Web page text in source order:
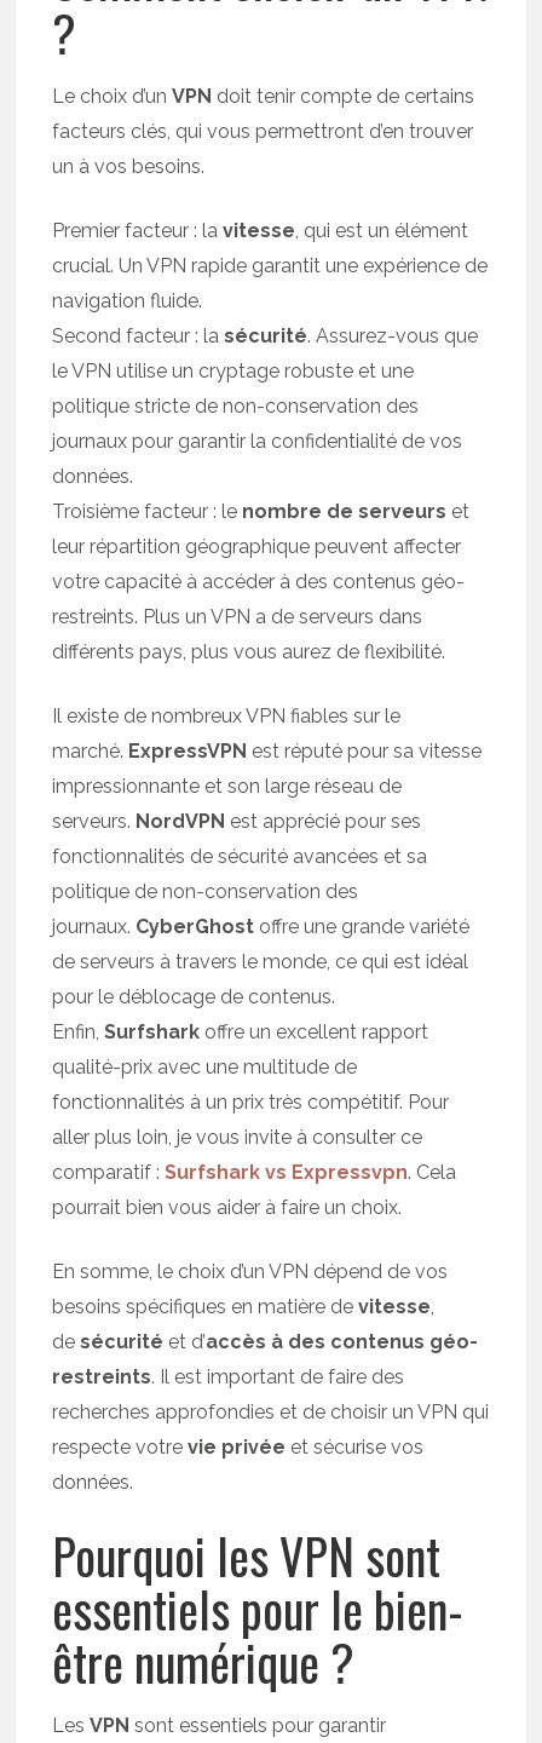
?
Le choix d’unVPN doit tenir compte de certains
facteurs clés, qui vous permettront d’en trouver
un à vos besoins.
Premier facteur : lavitesse, qui est un élément
crucial. Un VPN rapide garantit une expérience de
navigation fluide.
Second facteur : lasécurité. Assurez-vous que
le VPN utilise un cryptage robuste et une
politique stricte de non-conservation des
journaux pour garantir la confidentialité de vos
données.
Troisième facteur : le nombre de serveurs et
leur répartition géographique peuvent affecter
votre capacité à accéder à des contenus géo-
restreints. Plus un VPN a de serveurs dans
différents pays, plus vous aurez de flexibilité.
Il existe de nombreux VPN fiables sur le
marché. ExpressVPN est réputé pour sa vitesse
impressionnante et son large réseau de
serveurs. NordVPN est apprécié pour ses
fonctionnalités de sécurité avancées et sa
politique de non-conservation des
journaux. CyberGhost offre une grande variété
de serveurs à travers le monde, ce qui est idéal
pour le déblocage de contenus.
Enfin,Surfshark offre un excellent rapport
qualité-prix avec une multitude de
fonctionnalités à un prix très compétitif. Pour
aller plus loin, je vous invite à consulter ce
comparatif :Surfshark vs Expressvpn. Cela
pourrait bien vous aider à faire un choix.
En somme, le choix d’un VPN dépend de vos
besoins spécifiques en matière devitesse,
desécurité et d’accès à des contenus géo-
restreints. Il est important de faire des
recherches approfondies et de choisir un VPN qui
respecte votrevie privée et sécurise vos
données.
Pourquoi les VPN sont
essentiels pour le bien-
être numérique ?
LesVPN sont essentiels pour garantir